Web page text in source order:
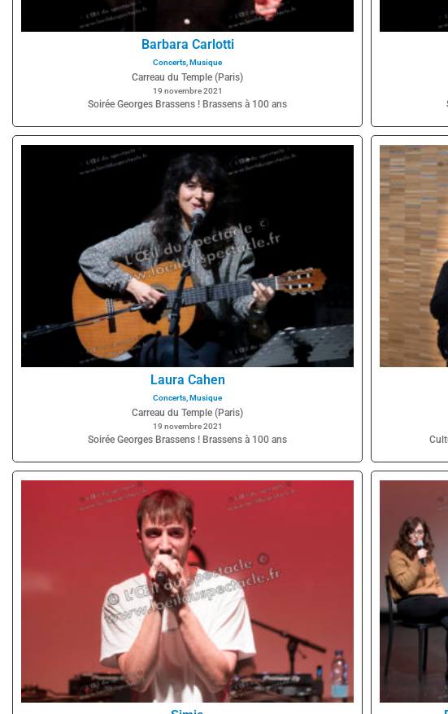
Barbara Carlotti
Concerts, Musique
Carreau du Temple (Paris)
19 novembre 2021
Soirée Georges Brassens ! Brassens à 100 ans
Laura Cahen
Concerts, Musique
Carreau du Temple (Paris)
19 novembre 2021
Soirée Georges Brassens ! Brassens à 100 ans